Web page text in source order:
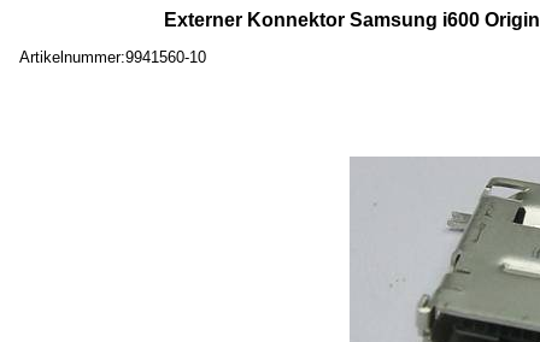
Externer Konnektor Samsung i600
Artikelnummer:9941560-10